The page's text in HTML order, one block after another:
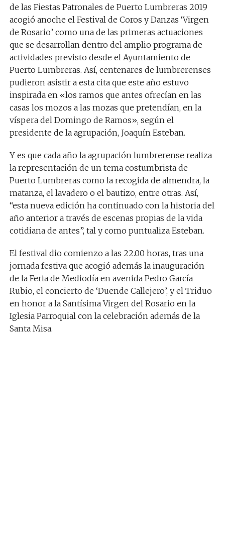
de las Fiestas Patronales de Puerto Lumbreras 2019
acogió anoche el Festival de Coros y Danzas ‘Virgen
de Rosario’ como una de las primeras actuaciones
que se desarrollan dentro del amplio programa de
actividades previsto desde el Ayuntamiento de
Puerto Lumbreras. Así, centenares de lumbrerenses
pudieron asistir a esta cita que este año estuvo
inspirada en «los ramos que antes ofrecían en las
casas los mozos a las mozas que pretendían, en la
víspera del Domingo de Ramos», según el
presidente de la agrupación, Joaquín Esteban.
Y es que cada año la agrupación lumbrerense realiza
la representación de un tema costumbrista de
Puerto Lumbreras como la recogida de almendra, la
matanza, el lavadero o el bautizo, entre otras. Así,
“esta nueva edición ha continuado con la historia del
año anterior a través de escenas propias de la vida
cotidiana de antes”, tal y como puntualiza Esteban.
El festival dio comienzo a las 22.00 horas, tras una
jornada festiva que acogió además la inauguración
de la Feria de Mediodía en avenida Pedro García
Rubio, el concierto de ‘Duende Callejero’, y el Triduo
en honor a la Santísima Virgen del Rosario en la
Iglesia Parroquial con la celebración además de la
Santa Misa.